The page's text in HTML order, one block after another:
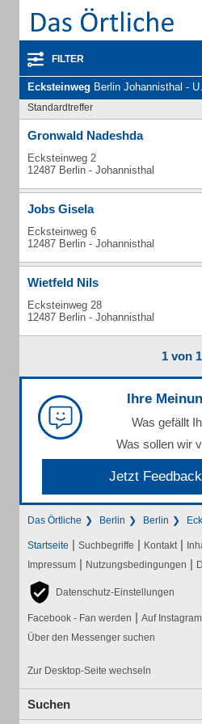
FILTER
Ecksteinweg Berlin Johannisthal - Unternehmen und Personen
Standardtreffer
Gronwald Nadeshda
Ecksteinweg 2
12487 Berlin - Johannisthal
Jobs Gisela
Ecksteinweg 6
12487 Berlin - Johannisthal
Wietfeld Nils
Ecksteinweg 28
12487 Berlin - Johannisthal
1 von 1
Ihre
Was gefällt
Was sollen wir
Jetzt
Das Örtliche Berlin Berlin
Startseite | Suchbegriffe | Kontakt |
Impressum | Nutzungsbedingungen |
Datenschutz-Einstellungen
Facebook - Fan werden | Auf
Über den Messenger suchen
Zur Desktop-Seite wechseln
Suchen